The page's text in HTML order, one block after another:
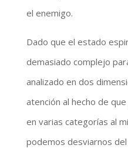
el enemigo.
Dado que el estado
demasiado complejo
analizado en dos
atención al hecho de
en varias categorías al
podemos desviarnos